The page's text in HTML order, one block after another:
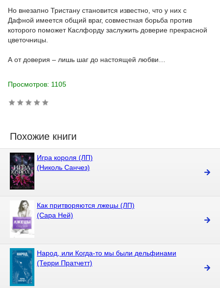
Но внезапно Тристану становится известно, что у них с
Дафной имеется общий враг, совместная борьба против
которого поможет Каслфорду заслужить доверие прекрасной
цветочницы.
А от доверия – лишь шаг до настоящей любви…
Просмотров: 1105
Похожие книги
Игра короля (ЛП)
(Николь Санчез)
Как притворяются лжецы (ЛП)
(Сара Ней)
Народ, или Когда-то мы были дельфинами
(Терри Пратчетт)